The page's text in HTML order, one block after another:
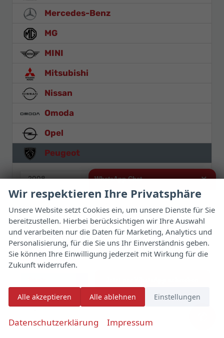
Mercedes-Benz
MG
MINI
Mitsubishi
Nissan
Omoda
Opel
Peugeot
2008
208
3008
308
308 SW
408
5008
e-2008
e-208
Expert
WhatsApp Chat ×
ich interessiere mich für das oben
genannte Fahrzeug und freue mich
über Eure Kontaktaufnahme.
Viele Grüße
Wir respektieren Ihre Privatsphäre
Unsere Website setzt Cookies ein, um unsere Dienste für Sie
bereitzustellen. Hierbei berücksichtigen wir Ihre Auswahl
und verarbeiten nur die Daten für Marketing, Analytics und
Personalisierung, für die Sie uns Ihr Einverständnis geben.
Sie können Ihre Einwilligung jederzeit mit Wirkung für die
Zukunft widerrufen.
Alle akzeptieren Alle ablehnen Einstellungen
Datenschutzerklärung Impressum